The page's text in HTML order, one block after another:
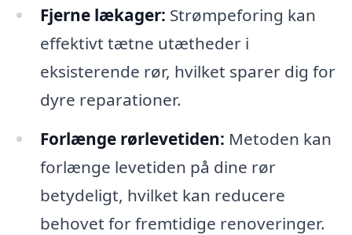
Fjerne lækager: Strømpeforing kan
effektivt tætne utætheder i
eksisterende rør, hvilket sparer dig for
dyre reparationer.
Forlænge rørlevetiden: Metoden kan
forlænge levetiden på dine rør
betydeligt, hvilket kan reducere
behovet for fremtidige renoveringer.